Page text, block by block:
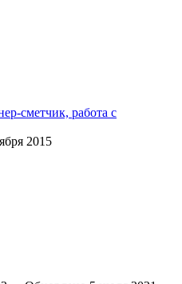
сметчик, работа с
2015